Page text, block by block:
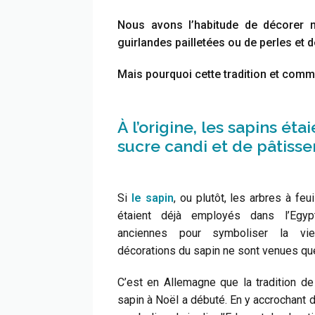
Nous avons l’habitude de
guirlandes pailletées ou de perles et
Mais pourquoi cette tradition et
À l’origine, les sapins
sucre candi et de
Si le sapin, ou plutôt, les arbres à
étaient déjà employés dans
anciennes pour symboliser la
décorations du sapin ne sont venues
C’est en Allemagne que la tradition
sapin à Noël a débuté. En y accrochant